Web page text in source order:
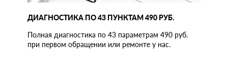
ДИАГНОСТИКА ПО 43 ПУНКТАМ 490 РУБ.
Полная диагностика по 43 параметрам 490 руб.
при первом обращении или ремонте у нас.